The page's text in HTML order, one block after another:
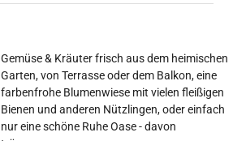
Gemüse & Kräuter frisch aus dem heimischen
Garten, von Terrasse oder dem Balkon, eine
farbenfrohe Blumenwiese mit vielen fleißigen
Bienen und anderen Nützlingen, oder einfach
nur eine schöne Ruhe Oase - davon